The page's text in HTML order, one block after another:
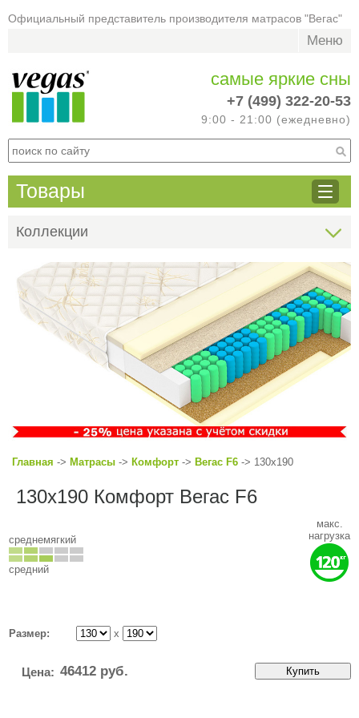
Официальный представитель производителя матрасов "Вегас"
Меню
самые яркие сны
+7 (499) 322-20-53
9:00 - 21:00 (ежедневно)
Товары
Коллекции
Главная -> Матрасы -> Комфорт -> Вегас F6 -> 130x190
130x190 Комфорт Вегас F6
среднемягкий
средний
макс.
нагрузка
Размер: x
Цена: 46412 руб.